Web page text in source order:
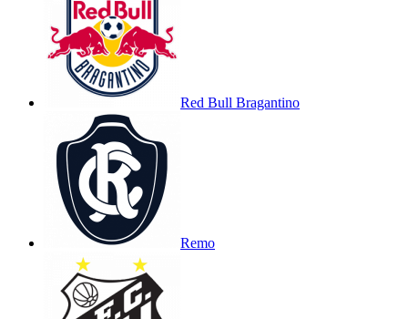
Red Bull Bragantino
Remo